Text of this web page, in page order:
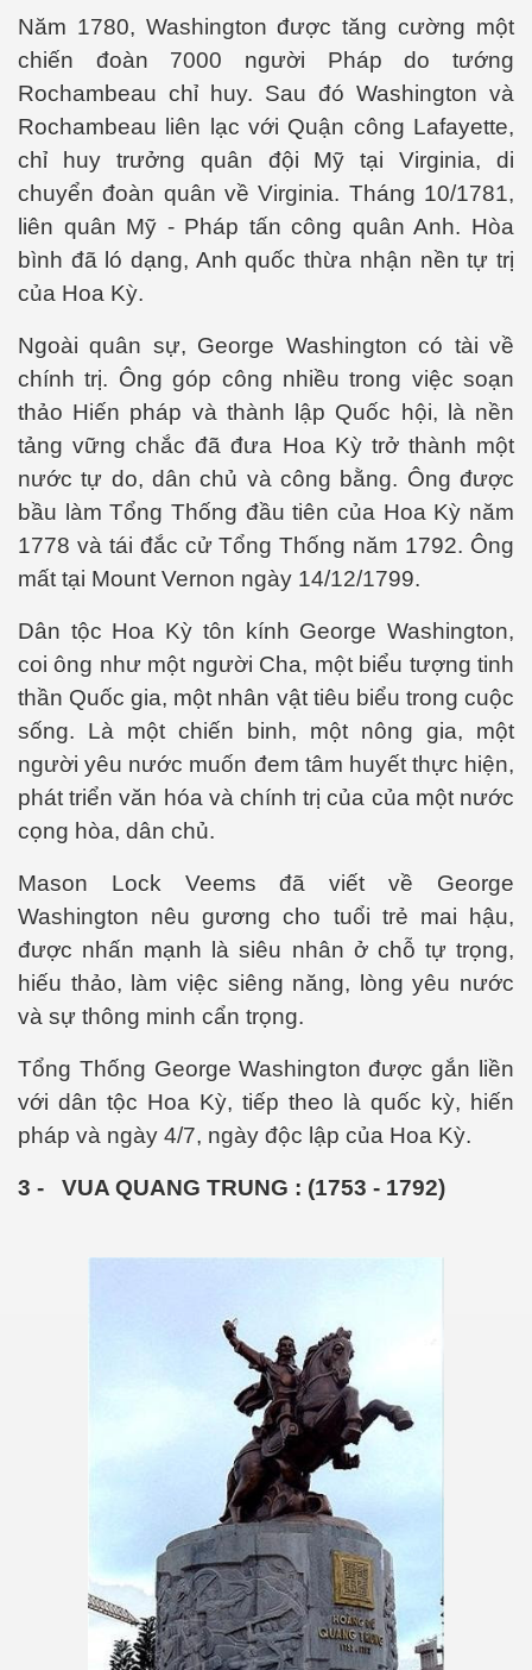
Năm 1780, Washington được tăng cường một
chiến đoàn 7000 người Pháp do tướng
Rochambeau chỉ huy. Sau đó Washington và
Rochambeau liên lạc với Quận công Lafayette,
chỉ huy trưởng quân đội Mỹ tại Virginia, di
chuyển đoàn quân về Virginia. Tháng 10/1781,
liên quân Mỹ - Pháp tấn công quân Anh. Hòa
bình đã ló dạng, Anh quốc thừa nhận nền tự trị
của Hoa Kỳ.
Ngoài quân sự, George Washington có tài về
chính trị. Ông góp công nhiều trong việc soạn
thảo Hiến pháp và thành lập Quốc hội, là nền
tảng vững chắc đã đưa Hoa Kỳ trở thành một
nước tự do, dân chủ và công bằng. Ông được
bầu làm Tổng Thống đầu tiên của Hoa Kỳ năm
1778 và tái đắc cử Tổng Thống năm 1792. Ông
mất tại Mount Vernon ngày 14/12/1799.
Dân tộc Hoa Kỳ tôn kính George Washington,
coi ông như một người Cha, một biểu tượng tinh
thần Quốc gia, một nhân vật tiêu biểu trong cuộc
sống. Là một chiến binh, một nông gia, một
người yêu nước muốn đem tâm huyết thực hiện,
phát triển văn hóa và chính trị của của một nước
cọng hòa, dân chủ.
Mason Lock Veems đã viết về George
Washington nêu gương cho tuổi trẻ mai hậu,
được nhấn mạnh là siêu nhân ở chỗ tự trọng,
hiếu thảo, làm việc siêng năng, lòng yêu nước
và sự thông minh cẩn trọng.
Tổng Thống George Washington được gắn liền
với dân tộc Hoa Kỳ, tiếp theo là quốc kỳ, hiến
pháp và ngày 4/7, ngày độc lập của Hoa Kỳ.
3 - VUA QUANG TRUNG : (1753 - 1792)
Listeria
làm gì?
ngọt
ở Hoa Kỳ năm 2015
sức khỏe